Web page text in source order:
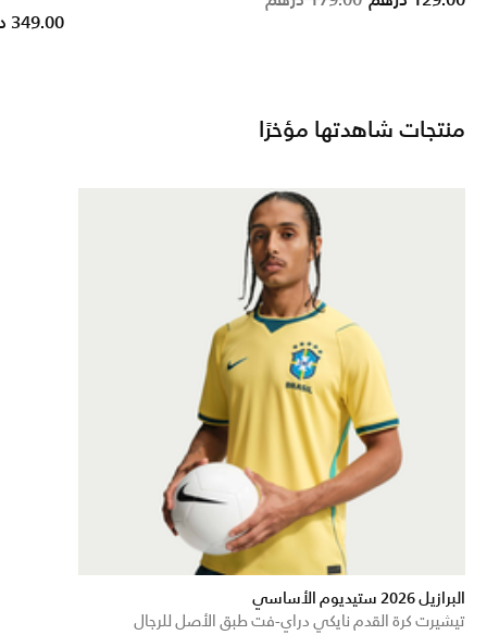
349.00 درهم
منتجات شاهدتها مؤخرًا
البرازيل 2026 ستيديوم الأساسي
تيشيرت كرة القدم نايكي دراي-فت طبق الأصل للرجال